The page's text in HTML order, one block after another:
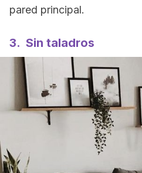
pared principal.
3. Sin taladros